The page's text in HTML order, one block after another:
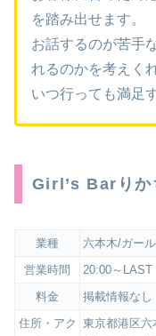
を踏み出せます。
お話するのが苦手
れるのかを考えく
いつ行っても満足
Girl’s Barりか
業種
六本木/ガー
営業時間
20:00～LAST
料金
掲載情報なし
住所・アク 東京都港区六